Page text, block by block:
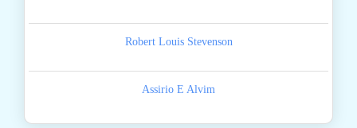
Robert Louis Stevenson
Assirio E Alvim